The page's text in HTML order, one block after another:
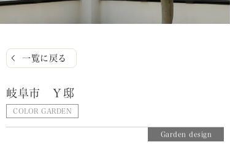
一覧に戻る
岐阜市 Ｙ邸
COLOR GARDEN
Garden design